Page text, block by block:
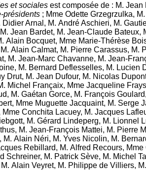
et socialesest composée de : M. Jean
présidents; Mme Odette Grzegrzulka,
Didier Arnal , M. André Aschieri, M.
M. Jean Bardet, M. Jean-Claude Bateux,
Alain Bocquet, Mme Marie-Thérèse
M. Alain Calmat, M. Pierre Carassus, M.
, M. Jean-Marc Chavanne, M. Jean-
, M. Bernard Deflesselles, M. Lucien
Drut, M. Jean Dufour, M. Nicolas
Michel Françaix, Mme Jacqueline
, M. Gaétan Gorce, M. François Goulard,
, Mme Muguette Jacquaint, M. Serge
Mme Conchita Lacuey, M. Jacques
, M. Gérard Lindeperg, M. Lionnel
, M. Jean-François Mattei, M. Pierre
, M. Alain Néri, M. Yves Nicolin, M.
Rebillard, M. Alfred Recours,
Schreiner, M. Patrick Sève, M. Michel
M. Alain Veyret, M. Philippe de Villiers,